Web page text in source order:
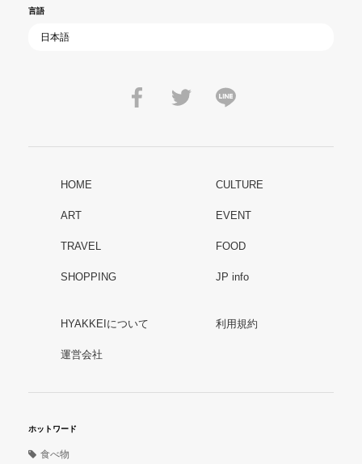
言語
HOME CULTURE
ART EVENT
TRAVEL FOOD
SHOPPING JP info
HYAKKEIについて 利用規約
運営会社
ホットワード
食べ物